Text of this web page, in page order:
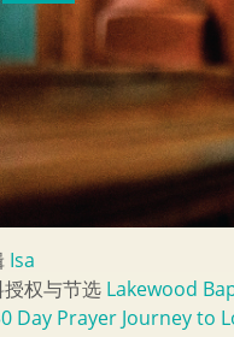
Isa
权与节选 Lakewood
Day Prayer Journey to